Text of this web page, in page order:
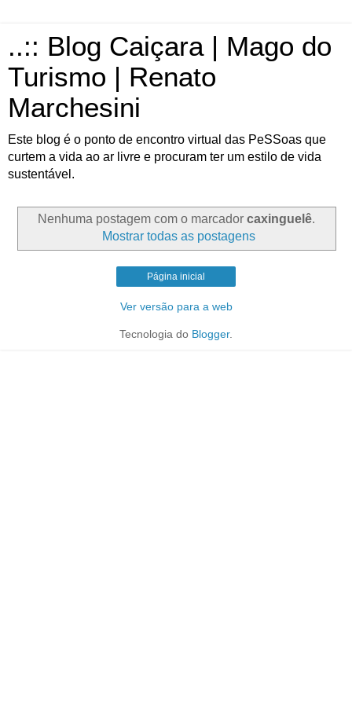
..:: Blog Caiçara | Mago do
Turismo | Renato
Marchesini
Este blog é o ponto de encontro virtual das PeSSoas que
curtem a vida ao ar livre e procuram ter um estilo de vida
sustentável.
Nenhuma postagem com o marcador caxinguelê.
Mostrar todas as postagens
Página inicial
Ver versão para a web
Tecnologia do Blogger.